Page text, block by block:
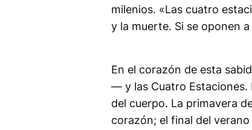
milenios. «Las cuatro
y la muerte. Si se oponen
En el corazón de esta
— y las Cuatro Estaciones.
del cuerpo. La primavera
corazón; el final del